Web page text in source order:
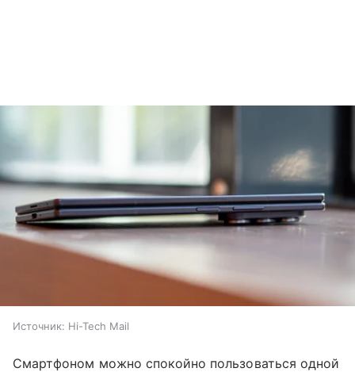
Источник: Hi-Tech Mail
Смартфоном можно спокойно пользоваться одной